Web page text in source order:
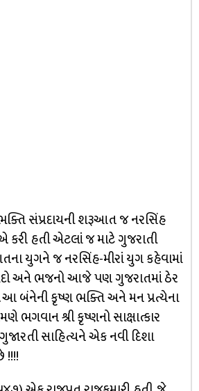
સંપ્રદાયની શરૂઆત જ નરસિંહ
કરી હતી એટલાં જ માટે ગુજરાતી
યુગને જ નરસિંહ-મીરાં યુગ કહેવામાં
અને ભજનો આજે પણ ગુજરાતમાં ઠેર
આ બંનેની કૃષ્ણ ભક્તિ અને મન પ્રત્યેના
ભગવાન શ્રી કૃષ્ણનો સાક્ષાત્કાર
સાહિત્યને એક નવી દિશા
!!!!